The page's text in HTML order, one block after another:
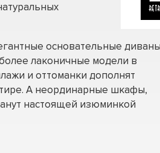
основательные
лаконичные модели в
и оттоманки дополнят
А неординарные шкафы,
настоящей изюминкой